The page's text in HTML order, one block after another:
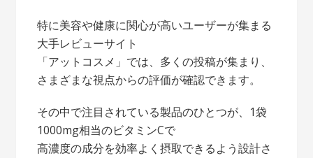
特に美容や健康に関心が高いユーザーが集まる
大手レビューサイト
「アットコスメ」では、多くの投稿が集まり、
さまざまな視点からの評価が確認できます。
その中で注目されている製品のひとつが、1袋
1000mg相当のビタミンCで
高濃度の成分を効率よく摂取できるよう設計さ